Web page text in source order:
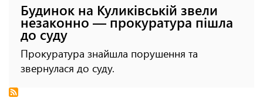
Будинок на Куликівській звели
незаконно — прокуратура пішла
до суду
Прокуратура знайшла порушення та
звернулася до суду.